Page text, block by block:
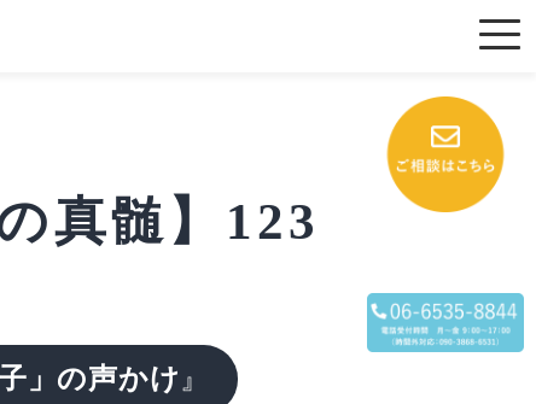
真髄】123
」の声かけ』